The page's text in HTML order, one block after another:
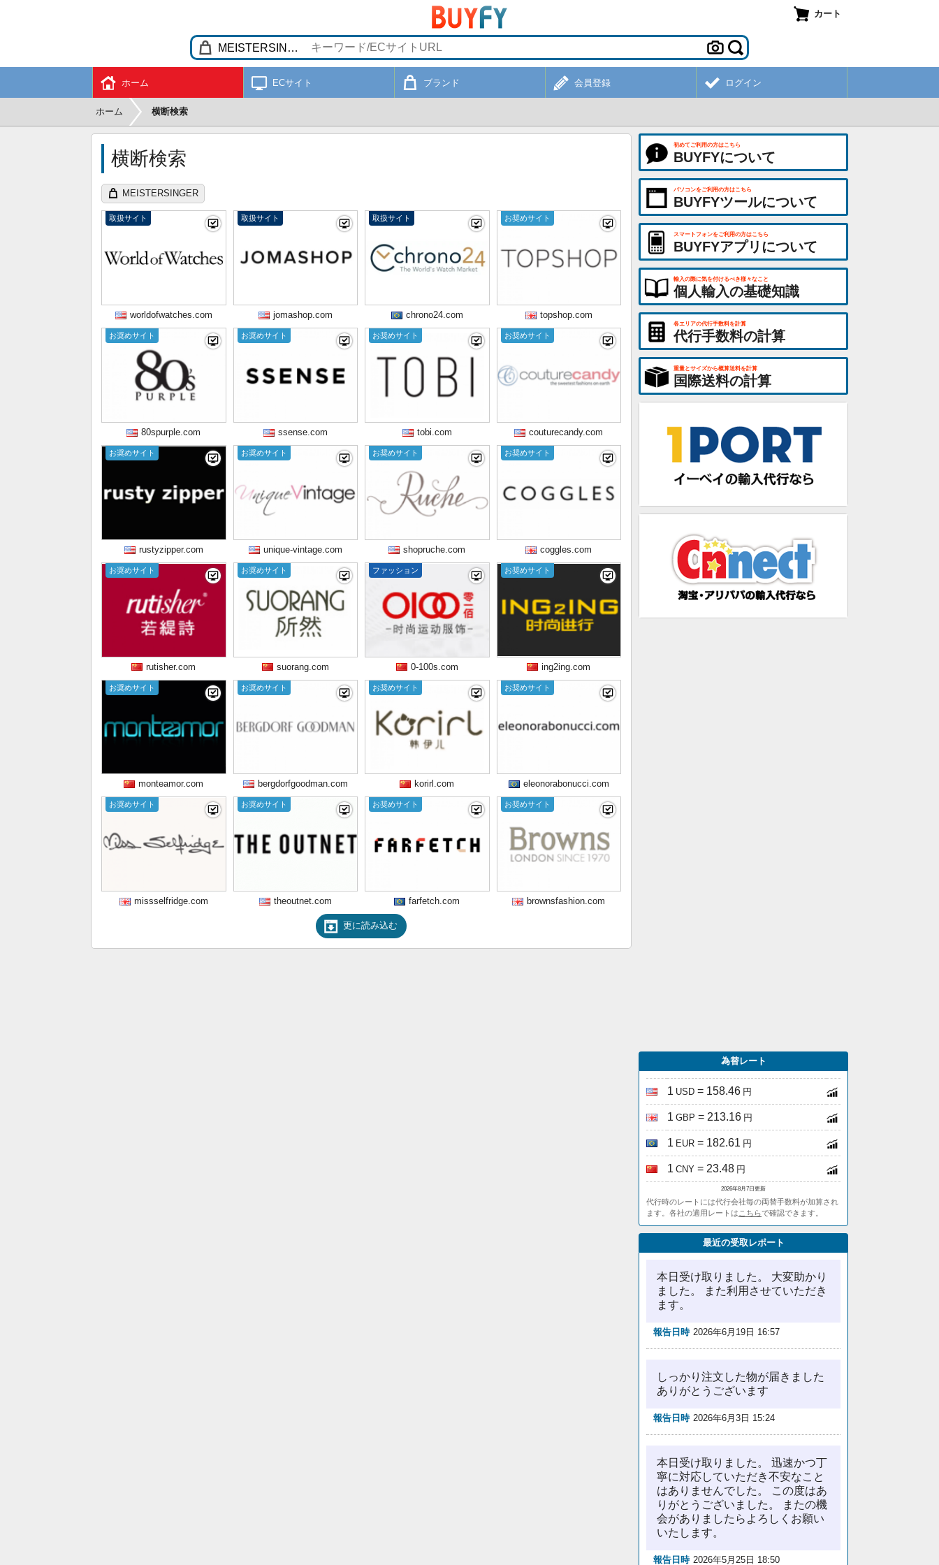
カート
ホーム ECサイト ブランド 会員登録 ログイン
ホーム 横断検索
横断検索
MEISTERSINGER
取扱サイト
worldofwatches.com
取扱サイト
jomashop.com
取扱サイト
chrono24.com
お奨めサイト
topshop.com
お奨めサイト
80spurple.com
お奨めサイト
ssense.com
お奨めサイト
tobi.com
お奨めサイト
couturecandy.com
お奨めサイト
rustyzipper.com
お奨めサイト
unique-vintage.com
お奨めサイト
shopruche.com
お奨めサイト
coggles.com
お奨めサイト
rutisher.com
お奨めサイト
suorang.com
ファッション
0-100s.com
お奨めサイト
ing2ing.com
お奨めサイト
monteamor.com
お奨めサイト
bergdorfgoodman.com
お奨めサイト
korirl.com
お奨めサイト
eleonorabonucci.com
お奨めサイト
missselfridge.com
お奨めサイト
theoutnet.com
お奨めサイト
farfetch.com
お奨めサイト
brownsfashion.com
更に読み込む
初めてご利用の方はこちら
BUYFYについて
パソコンをご利用の方はこちら
BUYFYツールについて
スマートフォンをご利用の方はこちら
BUYFYアプリについて
輸入の際に気を付けるべき様々なこと
個人輸入の基礎知識
各エリアの代行手数料を計算
代行手数料の計算
重量とサイズから概算送料を計算
国際送料の計算
為替レート
1 USD = 158.46 円
1 GBP = 213.16 円
1 EUR = 182.61 円
1 CNY = 23.48 円
2026年8月7日更新
代行時のレートには代行会社毎の両替手数料が加算され
ます。各社の適用レートは こちらで確認できます。
最近の受取レポート
本日受け取りました。 大変助かり
ました。 また利用させていただき
ます。
報告日時 2026年6月19日 16:57
しっかり注文した物が届きました
ありがとうございます
報告日時 2026年6月3日 15:24
本日受け取りました。 迅速かつ丁
寧に対応していただき不安なこと
はありませんでした。 この度はあ
りがとうございました。 またの機
会がありましたらよろしくお願い
いたします。
報告日時 2026年5月25日 18:50